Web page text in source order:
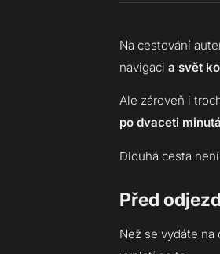
Na cestování
navigaci a svět
Ale zároveň i
po dvaceti
Dlouhá cesta
Před
Než se vydáte